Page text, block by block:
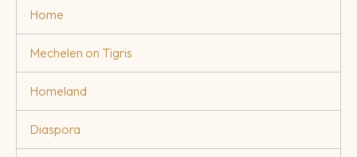
Home
Mechelen on Tigris
Homeland
Diaspora